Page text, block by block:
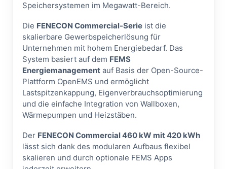
Speichersystemen im Megawatt-Bereich.
Die FENECON Commercial-Serie ist die
skalierbare Gewerbspeicherlösung für
Unternehmen mit hohem Energiebedarf. Das
System basiert auf dem FEMS
Energiemanagement auf Basis der Open-Source-
Plattform OpenEMS und ermöglicht
Lastspitzenkappung, Eigenverbrauchsoptimierung
und die einfache Integration von Wallboxen,
Wärmepumpen und Heizstäben.
Der FENECON Commercial 460 kW mit 420 kWh
lässt sich dank des modularen Aufbaus flexibel
skalieren und durch optionale FEMS Apps